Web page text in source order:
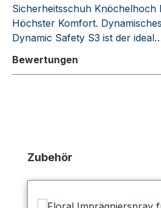
Sicherheitsschuh Knöchelhoch
Höchster Komfort.
Dynamic Safety S3 ist der
Bewertungen
Produktgalerie überspringen
Zubehör